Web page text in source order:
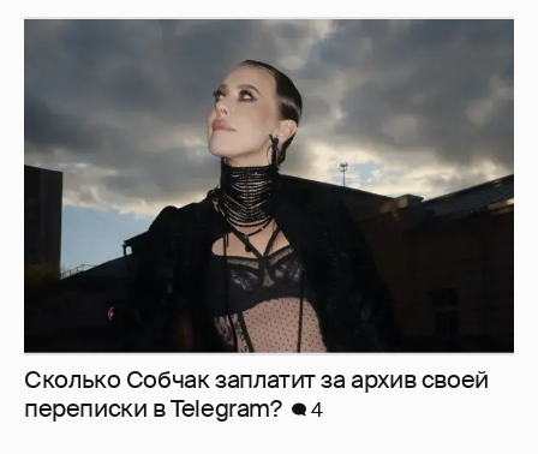
Сколько Собчак заплатит за архив своей
перeписки в Telegram?
4